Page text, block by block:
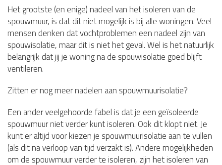
Het grootste (en enige) nadeel van het isoleren van de
spouwmuur, is dat dit niet mogelijk is bij alle woningen. Veel
mensen denken dat vochtproblemen een nadeel zijn van
spouwisolatie, maar dit is niet het geval. Wel is het natuurlijk
belangrijk dat jij je woning na de spouwisolatie goed blijft
ventileren.
Zitten er nog meer nadelen aan spouwmuurisolatie?
Een ander veelgehoorde fabel is dat je een geïsoleerde
spouwmuur niet verder kunt isoleren. Ook dit klopt niet. Je
kunt er altijd voor kiezen je spouwmuurisolatie aan te vullen
(als dit na verloop van tijd verzakt is). Andere mogelijkheden
om de spouwmuur verder te isoleren, zijn het isoleren van